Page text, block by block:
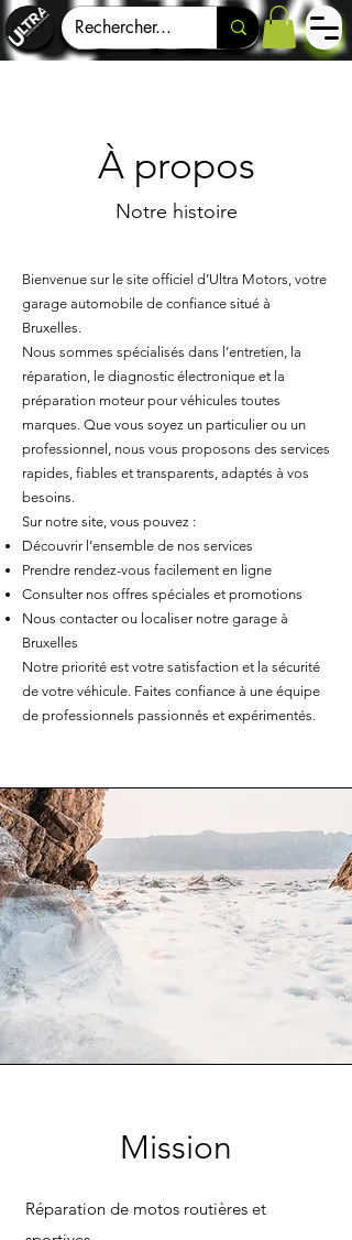
À propos
Notre histoire
Bienvenue sur le site officiel d’Ultra Motors, votre
garage automobile de confiance situé à
Bruxelles.
Nous sommes spécialisés dans l’entretien, la
réparation, le diagnostic électronique et la
préparation moteur pour véhicules toutes
marques. Que vous soyez un particulier ou un
professionnel, nous vous proposons des services
rapides, fiables et transparents, adaptés à vos
besoins.
Sur notre site, vous pouvez :
Découvrir l’ensemble de nos services
Prendre rendez-vous facilement en ligne
Consulter nos offres spéciales et promotions
Nous contacter ou localiser notre garage à
Bruxelles
Notre priorité est votre satisfaction et la sécurité
de votre véhicule. Faites confiance à une équipe
de professionnels passionnés et expérimentés.
Mission
Réparation de motos routières et